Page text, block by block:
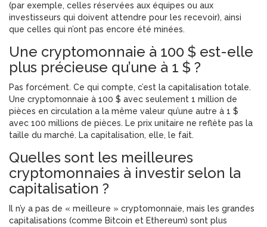
(par exemple, celles réservées aux équipes ou aux
investisseurs qui doivent attendre pour les recevoir), ainsi
que celles qui n’ont pas encore été minées.
Une cryptomonnaie à 100 $ est-elle
plus précieuse qu’une à 1 $ ?
Pas forcément. Ce qui compte, c’est la capitalisation totale.
Une cryptomonnaie à 100 $ avec seulement 1 million de
pièces en circulation a la même valeur qu’une autre à 1 $
avec 100 millions de pièces. Le prix unitaire ne reflète pas la
taille du marché. La capitalisation, elle, le fait.
Quelles sont les meilleures
cryptomonnaies à investir selon la
capitalisation ?
Il n’y a pas de « meilleure » cryptomonnaie, mais les grandes
capitalisations (comme Bitcoin et Ethereum) sont plus